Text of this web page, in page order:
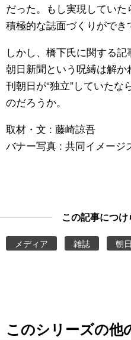
だった。もし実現してい
積極的な誌面づくりができ
しかし、橋下氏に関する記
朝日新聞という呪縛は解
刊朝日が“独立”していたな
のだろうか。
取材・文 : 藤崎諒吾
バナー写真 : 共同イメージ
この記事につ
メディア 雑誌 朝
このシリーズの他